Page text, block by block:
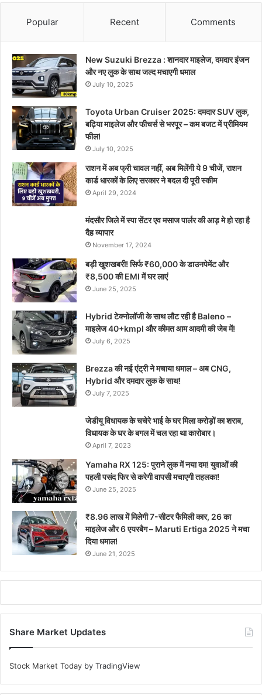
Popular Recent Comments
New Suzuki Brezza : शानदार माइलेज, दमदार इंजन
और नए लुक के साथ जल्द मचाएगी धमाल
July 10, 2025
Toyota Urban Cruiser 2025: दमदार SUV लुक,
बढ़िया माइलेज और फीचर्स से भरपूर – कम बजट में प्रीमियम
फील!
July 10, 2025
राशन में अब फ्री चावल नहीं, अब मिलेंगी ये 9 चीजें, राशन
कार्ड धारकों के लिए सरकार ने बदल दी पूरी स्कीम
April 29, 2024
मंदसौर जिले में स्पा सेंटर एव मसाज पार्लर की आड़ मे हो रहा है
दैह व्यापार
November 17, 2024
बड़ी खुशखबरी! सिर्फ ₹60,000 के डाउनपेमेंट और
₹8,500 की EMI में घर लाएं
June 25, 2025
Hybrid टेक्नोलॉजी के साथ लौट रही है Baleno –
माइलेज 40+kmpl और कीमत आम आदमी की जेब में!
July 6, 2025
Brezza की नई एंट्री ने मचाया धमाल – अब CNG,
Hybrid और दमदार लुक के साथ!
July 7, 2025
जेडीयू विधायक के चचेरे भाई के घर मिला करोड़ों का शराब,
विधायक के घर के बगल में चल रहा था कारोबार।
April 7, 2023
Yamaha RX 125: पुराने लुक में नया दम! युवाओं की
पहली पसंद फिर से करेगी वापसी मचाएगी तहलका!
June 25, 2025
₹8.96 लाख में मिलेगी 7-सीटर फैमिली कार, 26 का
माइलेज और 6 एयरबैग – Maruti Ertiga 2025 ने मचा
दिया धमाल!
June 21, 2025
Share Market Updates
Stock Market Today by TradingView